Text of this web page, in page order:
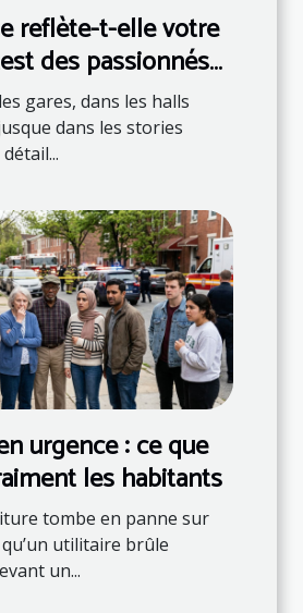
reflète-t-elle votre
des passionnés
gares, dans les halls
dans les stories
urgence : ce que
les habitants
tombe en panne sur
utilitaire brûle
un...